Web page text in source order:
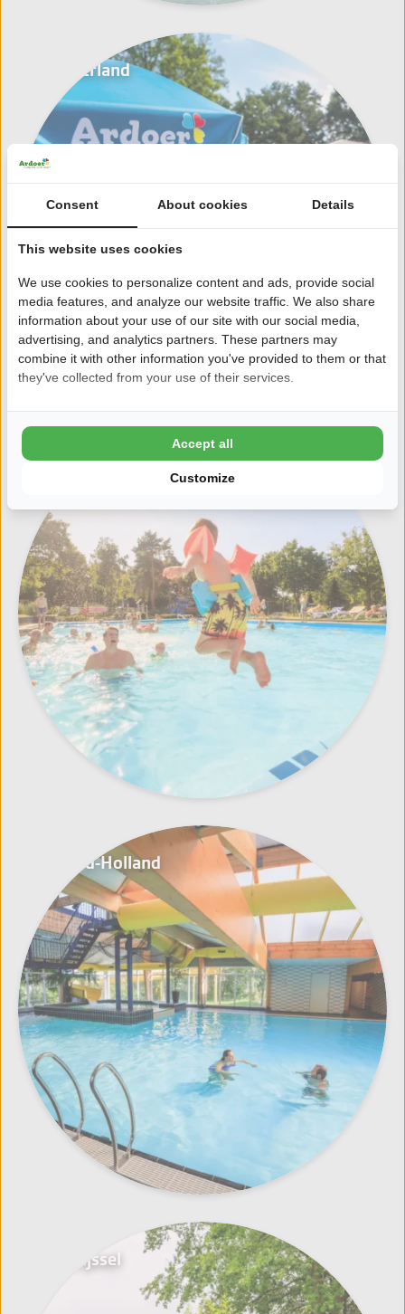
Gelderland
Noord-Brabant
Noord-Holland
Overijssel
Consent About cookies Details
This website uses cookies
We use cookies to personalize content and ads, provide social
media features, and analyze our website traffic. We also share
information about your use of our site with our social media,
advertising, and analytics partners. These partners may
combine it with other information you've provided to them or that
they've collected from your use of their services.
Customize
Accept all